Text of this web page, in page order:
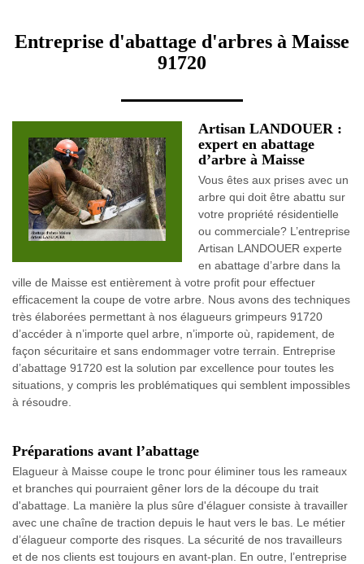
Entreprise d'abattage d'arbres à Maisse
91720
Artisan LANDOUER :
expert en abattage
d’arbre à Maisse
Vous êtes aux prises avec un
arbre qui doit être abattu sur
votre propriété résidentielle
ou commerciale? L’entreprise
Artisan LANDOUER experte
en abattage d’arbre dans la
ville de Maisse est entièrement à votre profit pour effectuer
efficacement la coupe de votre arbre. Nous avons des techniques
très élaborées permettant à nos élagueurs grimpeurs 91720
d’accéder à n’importe quel arbre, n’importe où, rapidement, de
façon sécuritaire et sans endommager votre terrain. Entreprise
d’abattage 91720 est la solution par excellence pour toutes les
situations, y compris les problématiques qui semblent impossibles
à résoudre.
Préparations avant l’abattage
Elagueur à Maisse coupe le tronc pour éliminer tous les rameaux
et branches qui pourraient gêner lors de la découpe du trait
d'abattage. La manière la plus sûre d'élaguer consiste à travailler
avec une chaîne de traction depuis le haut vers le bas. Le métier
d’élagueur comporte des risques. La sécurité de nos travailleurs
et de nos clients est toujours en avant-plan. En outre, l’entreprise